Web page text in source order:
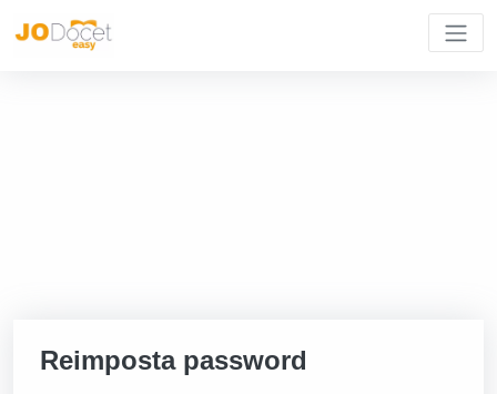
Reimposta password